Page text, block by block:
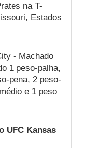
na T-
Estados
- Machado
1 peso-palha,
pena, 2 peso-
e 1 peso
UFC Kansas